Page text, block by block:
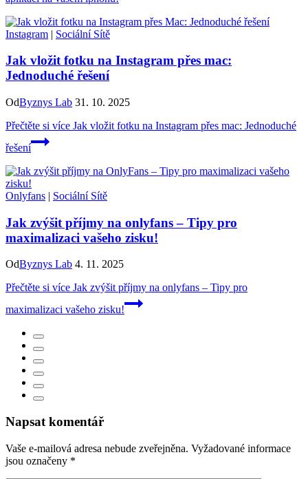
Instagram | Sociální Sítě
Jak vložit fotku na Instagram přes mac:
Jednoduché řešení
OdByznys Lab 31. 10. 2025
Přečtěte si více Jak vložit fotku na Instagram přes mac: Jednoduché
řešení
Onlyfans | Sociální Sítě
Jak zvýšit příjmy na onlyfans – Tipy pro
maximalizaci vašeho zisku!
OdByznys Lab 4. 11. 2025
Přečtěte si více Jak zvýšit příjmy na onlyfans – Tipy pro
maximalizaci vašeho zisku!
Napsat komentář
Vaše e-mailová adresa nebude zveřejněna. Vyžadované informace
jsou označeny *